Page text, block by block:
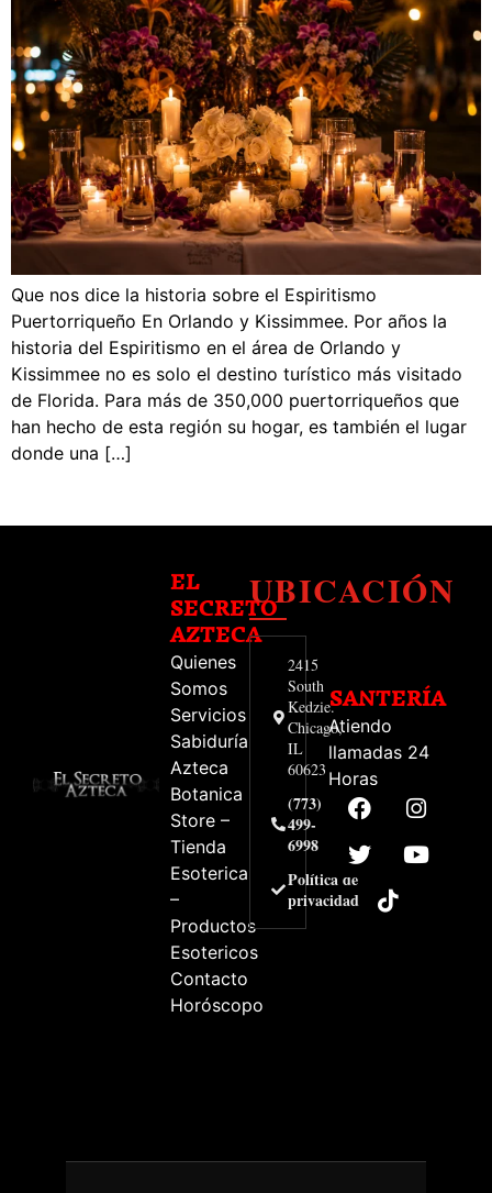
Que nos dice la historia sobre el Espiritismo
Puertorriqueño En Orlando y Kissimmee. Por años la
historia del Espiritismo en el área de Orlando y
Kissimmee no es solo el destino turístico más visitado
de Florida. Para más de 350,000 puertorriqueños que
han hecho de esta región su hogar, es también el lugar
donde una […]
EL
SECRETO
AZTECA
Quienes
Somos
Servicios
Sabiduría
Azteca
Botanica
Store –
Tienda
Esoterica
–
Productos
Esotericos
Contacto
Horóscopo
UBICACIÓN
2415
South
Kedzie.
Chicago,
IL
60623
(773)
499-
6998
Política de
privacidad
SANTERÍA
Atiendo
llamadas 24
Horas